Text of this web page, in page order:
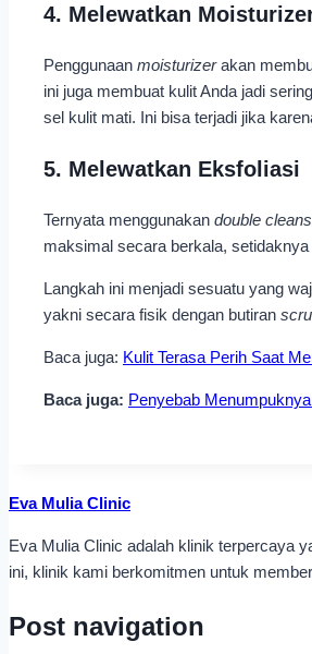
4. Melewatkan
Penggunaan moisturizerakan
ini juga membuat kulit Anda jadi
sel kulit mati. Ini bisa terjadi jika
5. Melewatkan Eksfoliasi
Ternyata menggunakan double
maksimal secara berkala,
Langkah ini menjadi sesuatu yang
yakni secara fisik dengan butiran
Baca juga: Kulit Terasa Perih Saat
Baca juga: Penyebab
Eva Mulia Clinic
Eva Mulia Clinic adalah klinik terpercaya
ini, klinik kami berkomitmen untuk
Post navigation